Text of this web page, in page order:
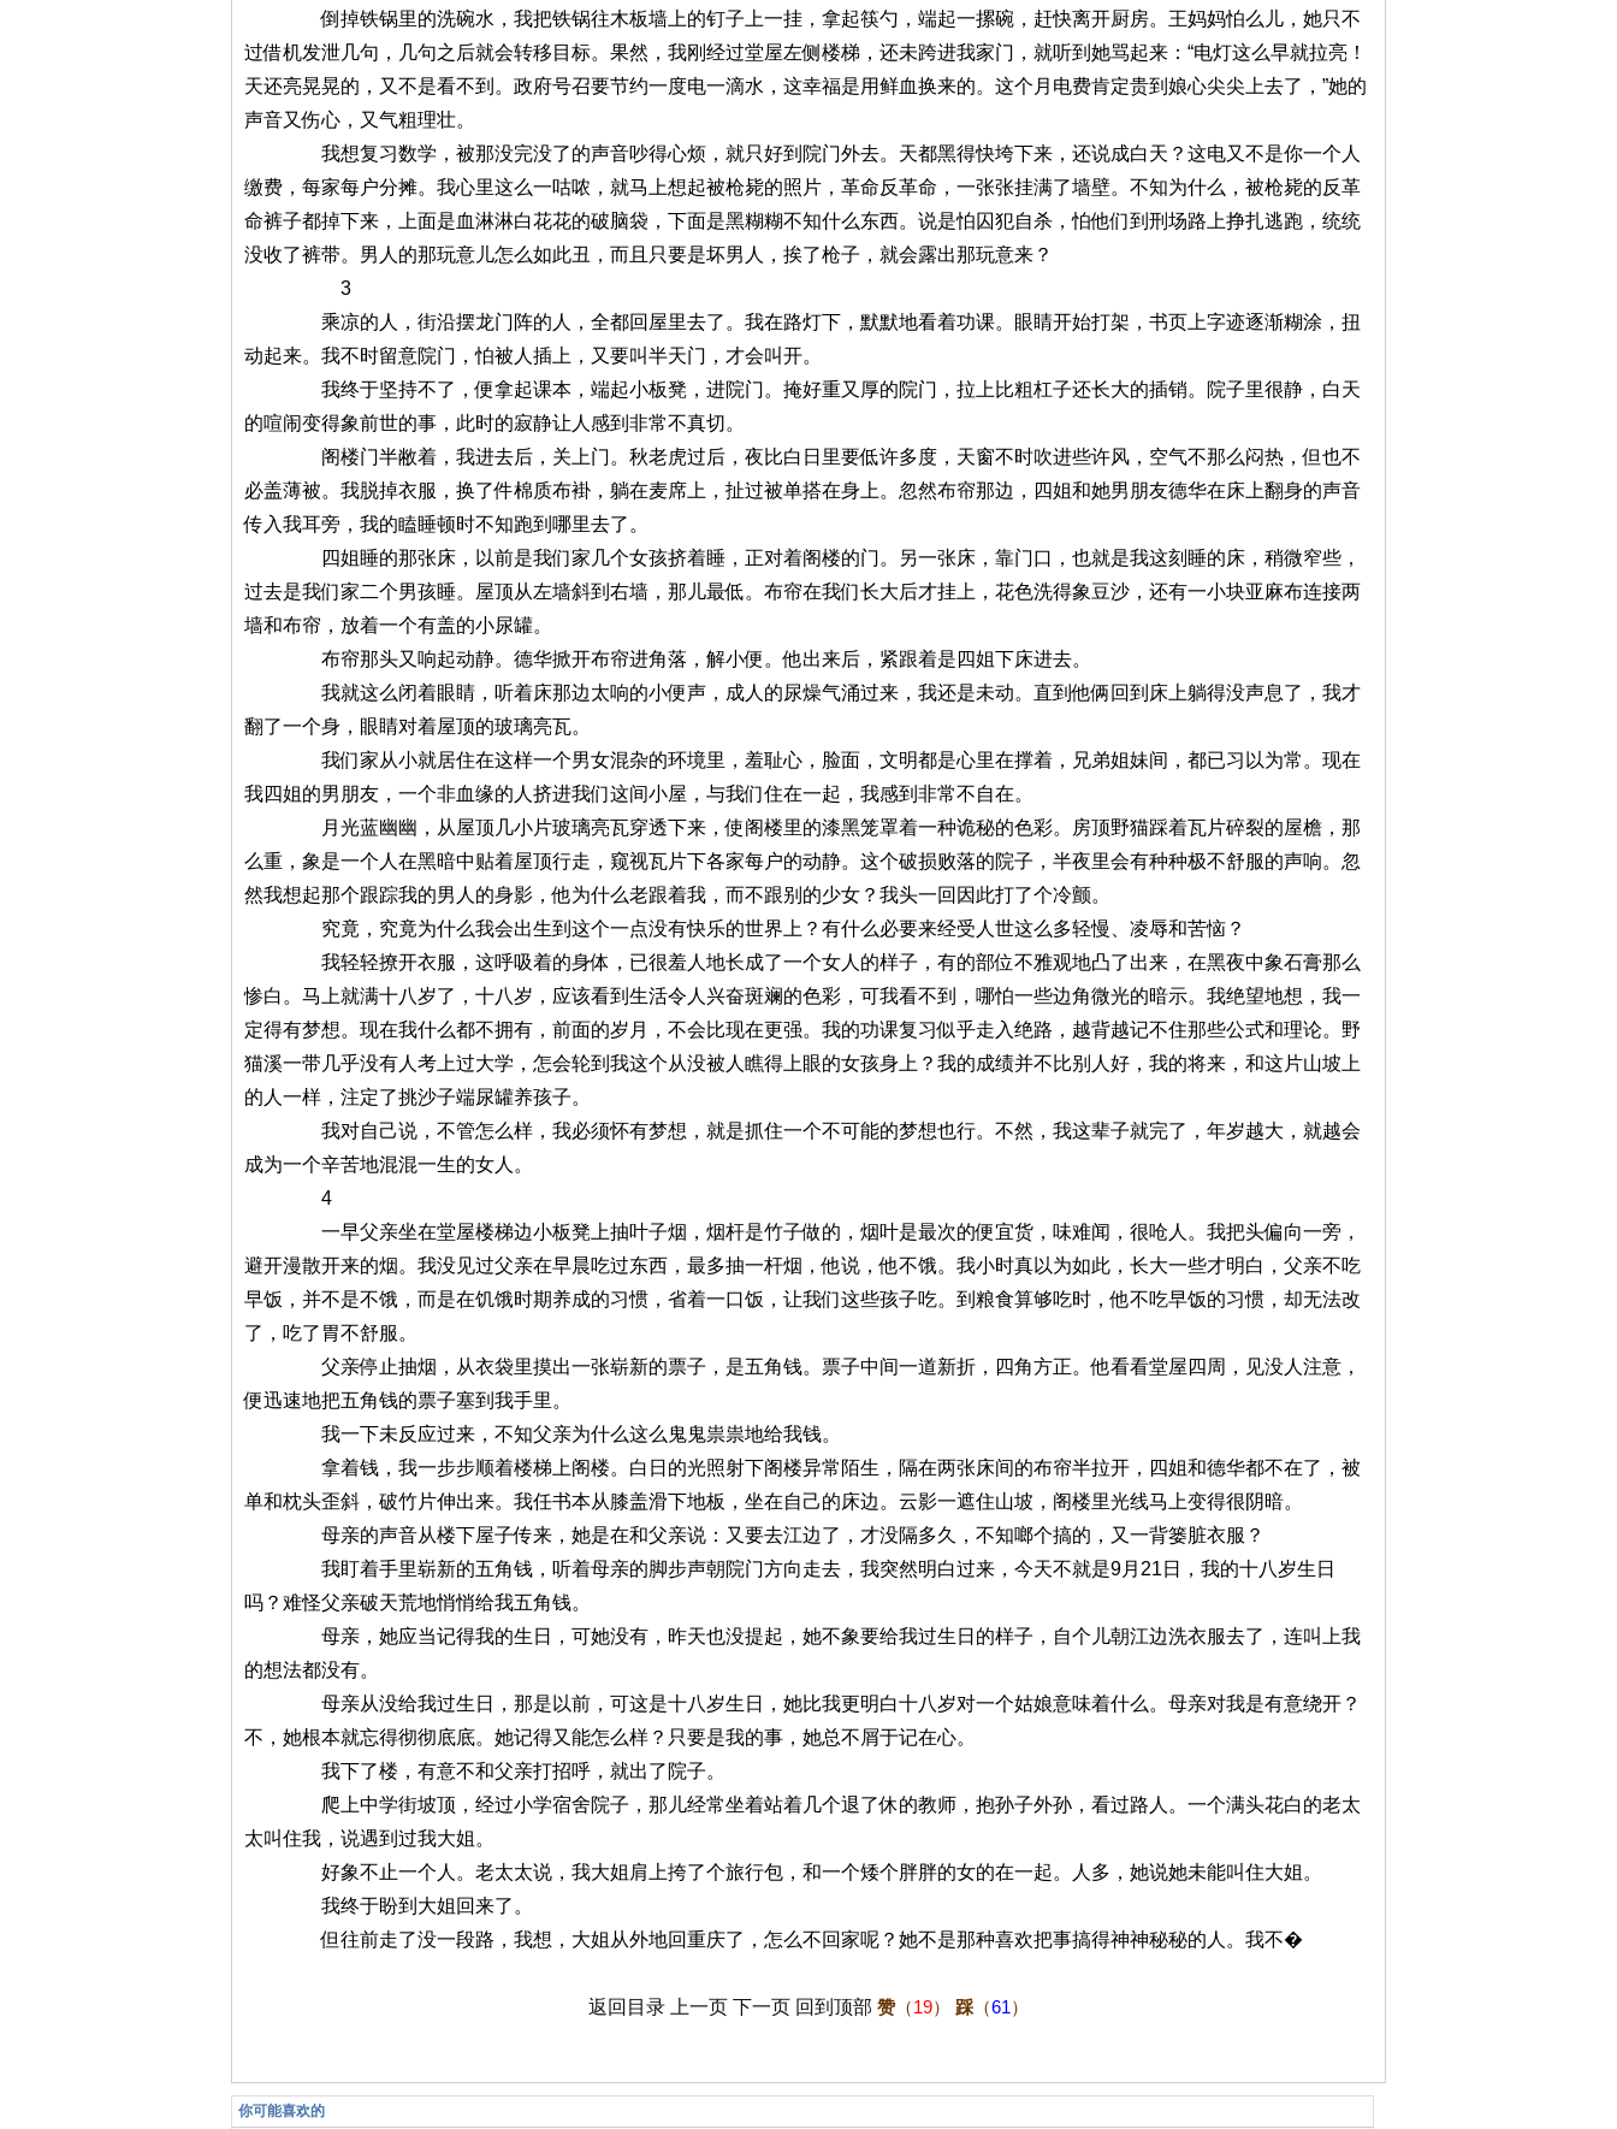
倒掉铁锅里的洗碗水，我把铁锅往木板墙上的钉子上一挂，拿起筷勺，端起一摞碗，赶快离开厨房。王妈妈怕么儿，她只不
过借机发泄几句，几句之后就会转移目标。果然，我刚经过堂屋左侧楼梯，还未跨进我家门，就听到她骂起来：“电灯这么早就拉亮！
天还亮晃晃的，又不是看不到。政府号召要节约一度电一滴水，这幸福是用鲜血换来的。这个月电费肯定贵到娘心尖尖上去了，”她的
声音又伤心，又气粗理壮。
我想复习数学，被那没完没了的声音吵得心烦，就只好到院门外去。天都黑得快垮下来，还说成白天？这电又不是你一个人
缴费，每家每户分摊。我心里这么一咕哝，就马上想起被枪毙的照片，革命反革命，一张张挂满了墙壁。不知为什么，被枪毙的反革
命裤子都掉下来，上面是血淋淋白花花的破脑袋，下面是黑糊糊不知什么东西。说是怕囚犯自杀，怕他们到刑场路上挣扎逃跑，统统
没收了裤带。男人的那玩意儿怎么如此丑，而且只要是坏男人，挨了枪子，就会露出那玩意来？
3
乘凉的人，街沿摆龙门阵的人，全都回屋里去了。我在路灯下，默默地看着功课。眼睛开始打架，书页上字迹逐渐糊涂，扭
动起来。我不时留意院门，怕被人插上，又要叫半天门，才会叫开。
我终于坚持不了，便拿起课本，端起小板凳，进院门。掩好重又厚的院门，拉上比粗杠子还长大的插销。院子里很静，白天
的喧闹变得象前世的事，此时的寂静让人感到非常不真切。
阁楼门半敝着，我进去后，关上门。秋老虎过后，夜比白日里要低许多度，天窗不时吹进些许风，空气不那么闷热，但也不
必盖薄被。我脱掉衣服，换了件棉质布褂，躺在麦席上，扯过被单搭在身上。忽然布帘那边，四姐和她男朋友德华在床上翻身的声音
传入我耳旁，我的瞌睡顿时不知跑到哪里去了。
四姐睡的那张床，以前是我们家几个女孩挤着睡，正对着阁楼的门。另一张床，靠门口，也就是我这刻睡的床，稍微窄些，
过去是我们家二个男孩睡。屋顶从左墙斜到右墙，那儿最低。布帘在我们长大后才挂上，花色洗得象豆沙，还有一小块亚麻布连接两
墙和布帘，放着一个有盖的小尿罐。
布帘那头又响起动静。德华掀开布帘进角落，解小便。他出来后，紧跟着是四姐下床进去。
我就这么闭着眼睛，听着床那边太响的小便声，成人的尿燥气涌过来，我还是未动。直到他俩回到床上躺得没声息了，我才
翻了一个身，眼睛对着屋顶的玻璃亮瓦。
我们家从小就居住在这样一个男女混杂的环境里，羞耻心，脸面，文明都是心里在撑着，兄弟姐妹间，都已习以为常。现在
我四姐的男朋友，一个非血缘的人挤进我们这间小屋，与我们住在一起，我感到非常不自在。
月光蓝幽幽，从屋顶几小片玻璃亮瓦穿透下来，使阁楼里的漆黑笼罩着一种诡秘的色彩。房顶野猫踩着瓦片碎裂的屋檐，那
么重，象是一个人在黑暗中贴着屋顶行走，窥视瓦片下各家每户的动静。这个破损败落的院子，半夜里会有种种极不舒服的声响。忽
然我想起那个跟踪我的男人的身影，他为什么老跟着我，而不跟别的少女？我头一回因此打了个冷颤。
究竟，究竟为什么我会出生到这个一点没有快乐的世界上？有什么必要来经受人世这么多轻慢、凌辱和苦恼？
我轻轻撩开衣服，这呼吸着的身体，已很羞人地长成了一个女人的样子，有的部位不雅观地凸了出来，在黑夜中象石膏那么
惨白。马上就满十八岁了，十八岁，应该看到生活令人兴奋斑斓的色彩，可我看不到，哪怕一些边角微光的暗示。我绝望地想，我一
定得有梦想。现在我什么都不拥有，前面的岁月，不会比现在更强。我的功课复习似乎走入绝路，越背越记不住那些公式和理论。野
猫溪一带几乎没有人考上过大学，怎会轮到我这个从没被人瞧得上眼的女孩身上？我的成绩并不比别人好，我的将来，和这片山坡上
的人一样，注定了挑沙子端尿罐养孩子。
我对自己说，不管怎么样，我必须怀有梦想，就是抓住一个不可能的梦想也行。不然，我这辈子就完了，年岁越大，就越会
成为一个辛苦地混混一生的女人。
4
一早父亲坐在堂屋楼梯边小板凳上抽叶子烟，烟杆是竹子做的，烟叶是最次的便宜货，味难闻，很呛人。我把头偏向一旁，
避开漫散开来的烟。我没见过父亲在早晨吃过东西，最多抽一杆烟，他说，他不饿。我小时真以为如此，长大一些才明白，父亲不吃
早饭，并不是不饿，而是在饥饿时期养成的习惯，省着一口饭，让我们这些孩子吃。到粮食算够吃时，他不吃早饭的习惯，却无法改
了，吃了胃不舒服。
父亲停止抽烟，从衣袋里摸出一张崭新的票子，是五角钱。票子中间一道新折，四角方正。他看看堂屋四周，见没人注意，
便迅速地把五角钱的票子塞到我手里。
我一下未反应过来，不知父亲为什么这么鬼鬼祟祟地给我钱。
拿着钱，我一步步顺着楼梯上阁楼。白日的光照射下阁楼异常陌生，隔在两张床间的布帘半拉开，四姐和德华都不在了，被
单和枕头歪斜，破竹片伸出来。我任书本从膝盖滑下地板，坐在自己的床边。云影一遮住山坡，阁楼里光线马上变得很阴暗。
母亲的声音从楼下屋子传来，她是在和父亲说：又要去江边了，才没隔多久，不知啷个搞的，又一背篓脏衣服？
我盯着手里崭新的五角钱，听着母亲的脚步声朝院门方向走去，我突然明白过来，今天不就是9月21日，我的十八岁生日
吗？难怪父亲破天荒地悄悄给我五角钱。
母亲，她应当记得我的生日，可她没有，昨天也没提起，她不象要给我过生日的样子，自个儿朝江边洗衣服去了，连叫上我
的想法都没有。
母亲从没给我过生日，那是以前，可这是十八岁生日，她比我更明白十八岁对一个姑娘意味着什么。母亲对我是有意绕开？
不，她根本就忘得彻彻底底。她记得又能怎么样？只要是我的事，她总不屑于记在心。
我下了楼，有意不和父亲打招呼，就出了院子。
爬上中学街坡顶，经过小学宿舍院子，那儿经常坐着站着几个退了休的教师，抱孙子外孙，看过路人。一个满头花白的老太
太叫住我，说遇到过我大姐。
好象不止一个人。老太太说，我大姐肩上挎了个旅行包，和一个矮个胖胖的女的在一起。人多，她说她未能叫住大姐。
我终于盼到大姐回来了。
但往前走了没一段路，我想，大姐从外地回重庆了，怎么不回家呢？她不是那种喜欢把事搞得神神秘秘的人。我不�
返回目录 上一页 下一页 回到顶部 赞（19） 踩 （61）
你可能喜欢的